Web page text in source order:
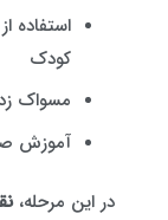
استفاده
کودک
مسواک
آموزش
در این مرحله،